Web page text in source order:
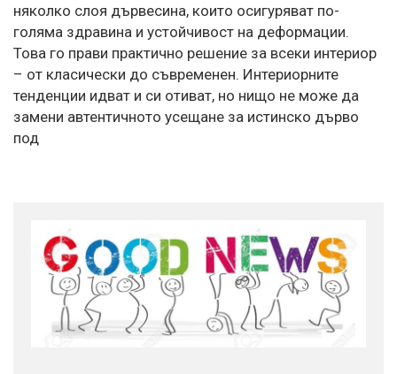
няколко слоя дървесина, които осигуряват по-
голяма здравина и устойчивост на деформации.
Това го прави практично решение за всеки интериор
– от класически до съвременен. Интериорните
тенденции идват и си отиват, но нищо не може да
замени автентичното усещане за истинско дърво
под